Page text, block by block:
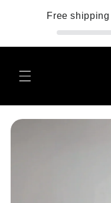
Free
Skip to
content
Skip to